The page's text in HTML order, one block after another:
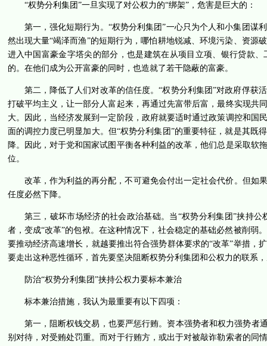
“权势分利集团”一旦实现了对公权力的“绑架”，危害是巨大的：
第一，强化短期行为。“权势分利集团”一心只为个人和小集团谋
然出现大量“竭泽而渔”的短期行为，哪怕耕地锐减、环境污染、资
进入中国富豪金字塔尖的部分，也是建筑在从项目立项、银行贷款
的。在他们成为公开富豪的同时，也造就了若干隐蔽的富豪。
第二，降低了人们对改革的信任度。“权势分利集团”对政府俘获
打破平均主义，让一部分人富起来，再通过先富带后富，最终实现共
大。因此，当经济发展到一定阶段，政府就要适时通过政策调控和
面的调控力度已明显加大。但“权势分利集团”的重要特征，就是其
降。因此，对于党和国家试图平衡各种利益的改革，他们总是采取
位。
改革，作为利益的再分配，不可避免会付出一定社会代价。但如
任度必然下降。
第三，破坏市场经济的社会政治基础。当“权势分利集团”挟持
者，变成“改革”的包袱。在这种情况下，社会稳定的基础必然被削弱
要推动经济高速增长，就越要推出符合强势群体要求的“改革”举措
要走出这种恶性循环，首先要坚决阻断权势分利集团和公权力的联系
防治“权势分利集团”挟持公权力要标本兼治
标本兼治措施，我认为最重要有以下四项：
第一，阻断权钱交易，也要严惩行贿。资本强势者和权力强势者
别对待，对受贿处罚重。而对于行贿方，或出于对被敲诈勒索者的同